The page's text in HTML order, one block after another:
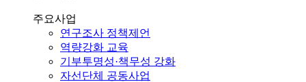
주요사업
연구조사 정책제언
역량강화 교육
기부투명성·책무성 강화
자선단체 공동사업